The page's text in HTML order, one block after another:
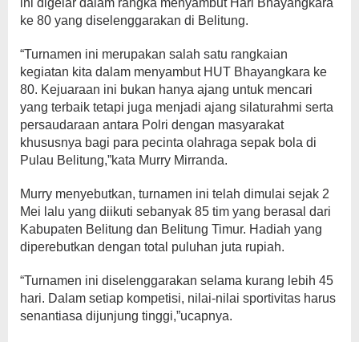
ini digelar dalam rangka menyambut Hari Bhayangkara
ke 80 yang diselenggarakan di Belitung.
“Turnamen ini merupakan salah satu rangkaian
kegiatan kita dalam menyambut HUT Bhayangkara ke
80. Kejuaraan ini bukan hanya ajang untuk mencari
yang terbaik tetapi juga menjadi ajang silaturahmi serta
persaudaraan antara Polri dengan masyarakat
khususnya bagi para pecinta olahraga sepak bola di
Pulau Belitung,”kata Murry Mirranda.
Murry menyebutkan, turnamen ini telah dimulai sejak 2
Mei lalu yang diikuti sebanyak 85 tim yang berasal dari
Kabupaten Belitung dan Belitung Timur. Hadiah yang
diperebutkan dengan total puluhan juta rupiah.
“Turnamen ini diselenggarakan selama kurang lebih 45
hari. Dalam setiap kompetisi, nilai-nilai sportivitas harus
senantiasa dijunjung tinggi,”ucapnya.